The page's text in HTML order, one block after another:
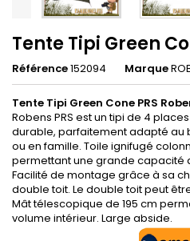
Tente Tipi Green
Référence152094 Marque
Tente Tipi Green Cone PRS
Robens PRS est un tipi de 4
durable, parfaitement adapté au
ou en famille. Toile ignifugé
permettant une grande capacité
Facilité de montage grâce à sa
double toit. Le double toit peut
Mât télescopique de 195 cm
volume intérieur. Large abside.